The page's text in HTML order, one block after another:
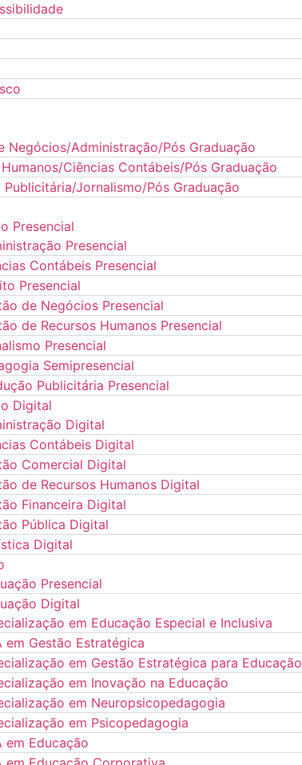
Negócios/Administração/Pós Graduação
Ciências Contábeis/Pós Graduação
Publicitária/Jornalismo/Pós Graduação
Presencial
Presencial
Contábeis Presencial
Presencial
de Negócios Presencial
de Recursos Humanos Presencial
Presencial
Semipresencial
Publicitária Presencial
Digital
Digital
Contábeis Digital
Comercial Digital
de Recursos Humanos Digital
Financeira Digital
Pública Digital
Digital
Presencial
Digital
em Educação Especial e Inclusiva
em Gestão Estratégica
em Gestão Estratégica para Educação
em Inovação na Educação
em Neuropsicopedagogia
em Psicopedagogia
em Educação